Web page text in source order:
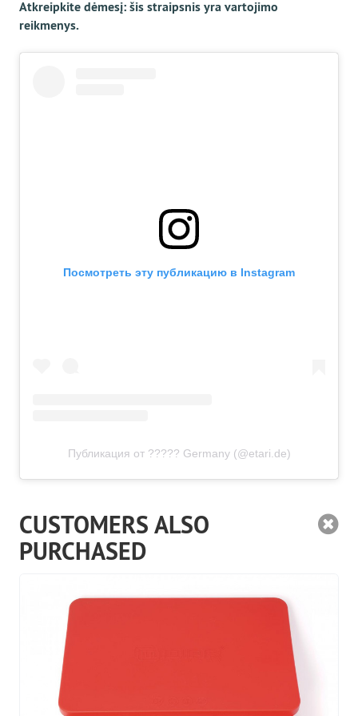
Atkreipkite dėmesį: šis straipsnis yra vartojimo
reikmenys.
Посмотреть эту публикацию в Instagram
Публикация от ????? Germany (@etari.de)
CUSTOMERS ALSO
PURCHASED